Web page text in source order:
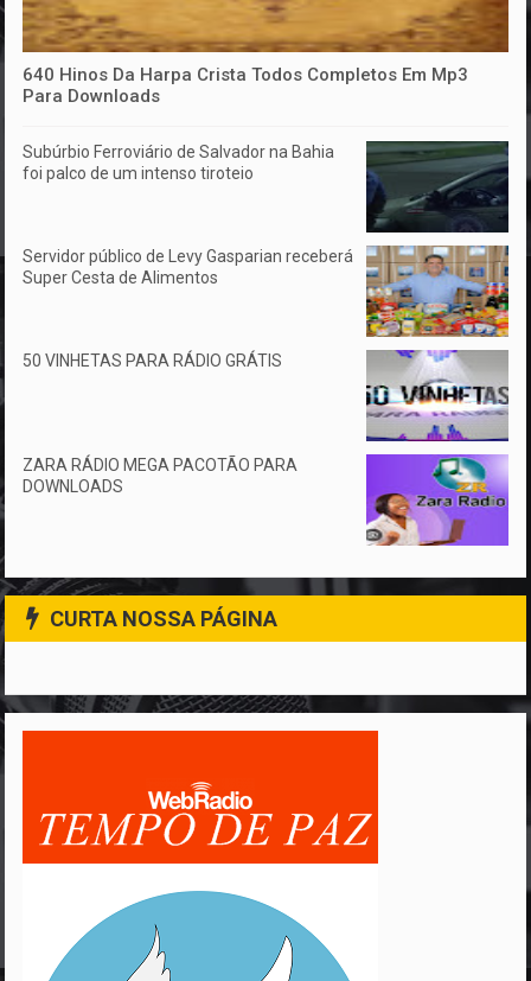
640 Hinos Da Harpa Crista Todos Completos Em Mp3
Para Downloads
Subúrbio Ferroviário de Salvador na Bahia
foi palco de um intenso tiroteio
Servidor público de Levy Gasparian receberá
Super Cesta de Alimentos
50 VINHETAS PARA RÁDIO GRÁTIS
ZARA RÁDIO MEGA PACOTÃO PARA
DOWNLOADS
CURTA NOSSA PÁGINA